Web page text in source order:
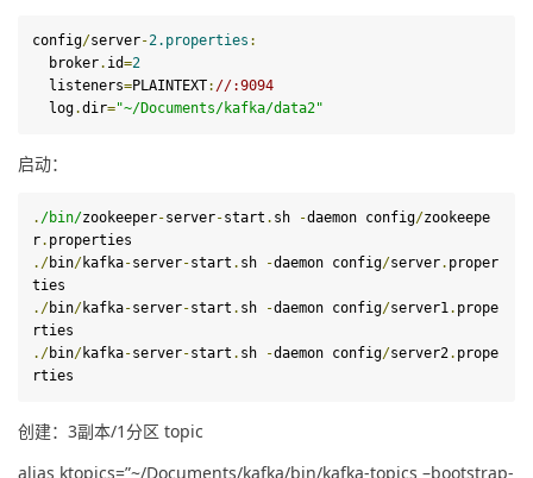
config/server-2. properties :
  broker
. id=2
  listeners
=PLAINTEXT: //:9094
log.dir="~/Documents/kafka/data2"
启动：
. /bin/zookeeper-server-start . sh -daemon config/zookeepe
r.
./bin/kafka-server-start . sh -daemon config/server. proper
./bin/kafka-server-start . sh -daemon config/server1 . prope
./bin/kafka-server-start . sh -daemon config/server2. prope
rties
创建：3副本/1分区 topic
alias ktopics=”~/Documents/kafka/bin/kafka-topics –bootstrap-